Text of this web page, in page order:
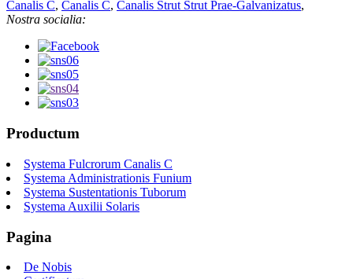
Canalis C, Canalis C, Canalis Strut Strut Prae-Galvanizatus,
Nostra socialia:
Productum
Systema Fulcrorum Canalis C
Systema Administrationis Funium
Systema Sustentationis Tuborum
Systema Auxilii Solaris
Pagina
De Nobis